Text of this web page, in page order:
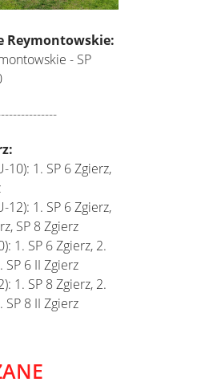
Reymontowskie:
- SP
10): 1. SP 6 Zgierz,
12): 1. SP 6 Zgierz,
SP 8 Zgierz
1. SP 6 Zgierz, 2.
SP 6 II Zgierz
1. SP 8 Zgierz, 2.
SP 8 II Zgierz